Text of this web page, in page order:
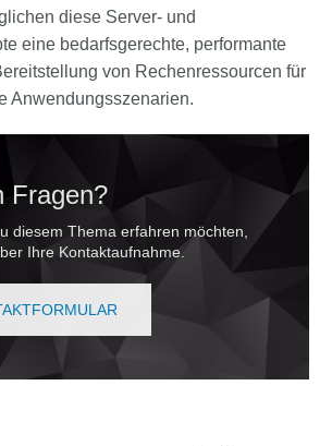
diese Server‑ und
eine bedarfsgerechte, performante
von Rechenressourcen für
Anwendungsszenarien.
Fragen?
diesem Thema erfahren möchten,
Ihre Kontaktaufnahme.